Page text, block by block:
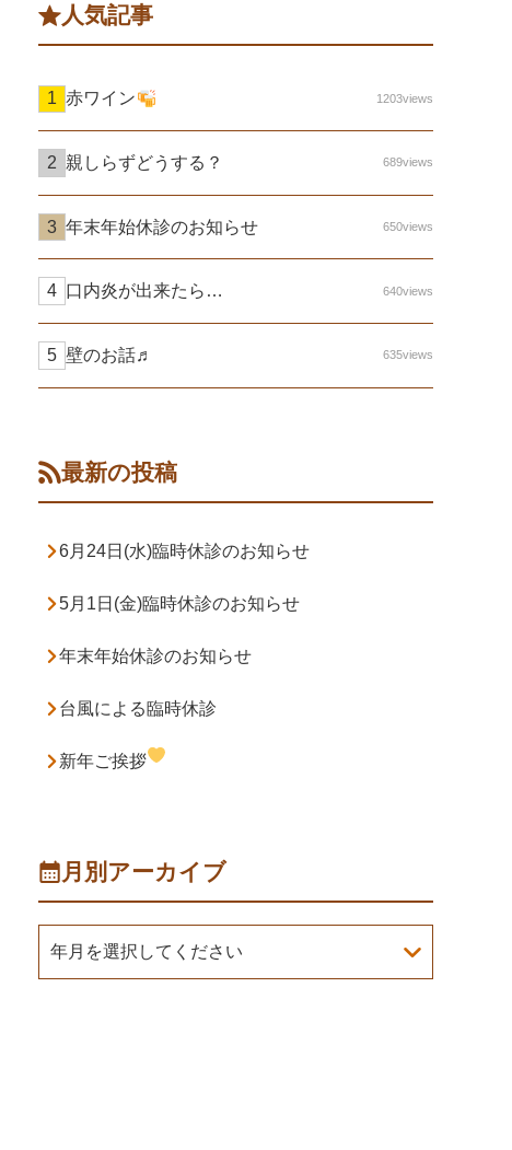
人気記事
赤ワイン 1203views
親しらずどうする？ 689views
年末年始休診のお知らせ 650views
口内炎が出来たら… 640views
壁のお話♬ 635views
最新の投稿
6月24日(水)臨時休診のお知らせ
5月1日(金)臨時休診のお知らせ
年末年始休診のお知らせ
台風による臨時休診
新年ご挨拶
月別アーカイブ
年月を選択してください